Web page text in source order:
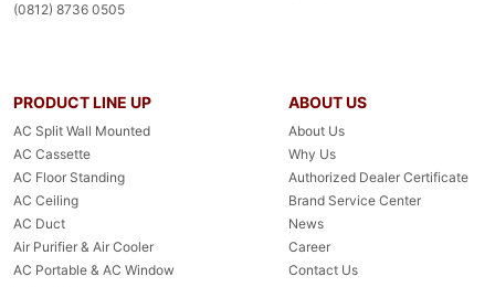
(0812) 8736 0505
PRODUCT LINE UP
AC Split Wall Mounted
AC Cassette
AC Floor Standing
AC Ceiling
AC Duct
Air Purifier & Air Cooler
AC Portable & AC Window
ABOUT US
About Us
Why Us
Authorized Dealer Certificate
Brand Service Center
News
Career
Contact Us